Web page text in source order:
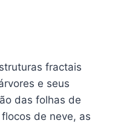
fractais
e seus
das folhas de
de neve, as